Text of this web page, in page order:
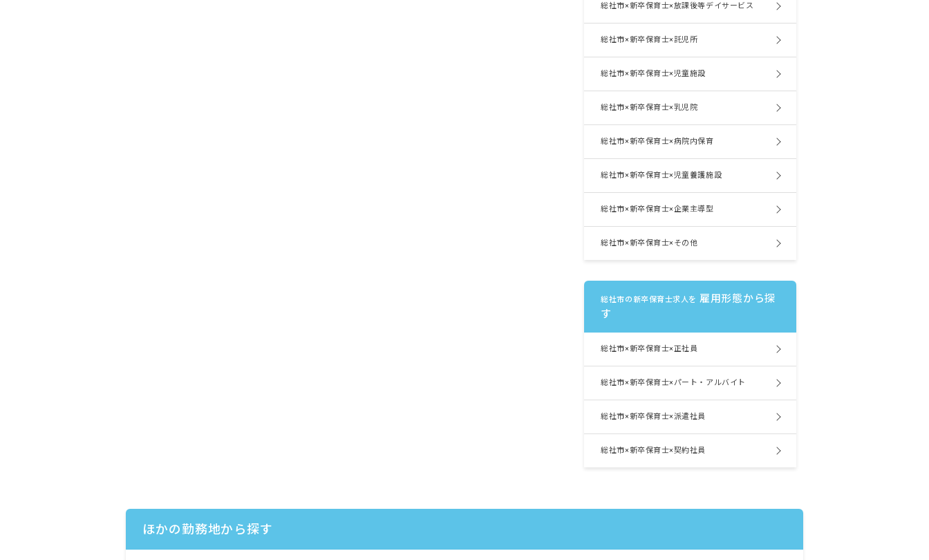
総社市×新卒保育士×放課後等デイサービス
総社市×新卒保育士×託児所
総社市×新卒保育士×児童施設
総社市×新卒保育士×乳児院
総社市×新卒保育士×病院内保育
総社市×新卒保育士×児童養護施設
総社市×新卒保育士×企業主導型
総社市×新卒保育士×その他
総社市の新卒保育士求人を 雇用形態から探
す
総社市×新卒保育士×正社員
総社市×新卒保育士×パート・アルバイト
総社市×新卒保育士×派遣社員
総社市×新卒保育士×契約社員
ほかの勤務地から探す